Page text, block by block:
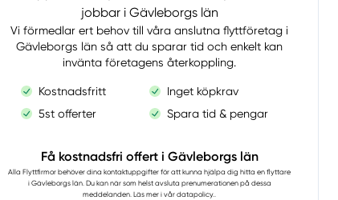
jobbar i Gävleborgs län
Vi förmedlar ert behov till våra anslutna flyttföretag i
Gävleborgs län så att du sparar tid och enkelt kan
invänta företagens återkoppling.
Kostnadsfritt
Inget köpkrav
5st offerter
Spara tid & pengar
Få kostnadsfri offert i Gävleborgs län
Alla Flyttfirmor behöver dina kontaktuppgifter för att kunna hjälpa dig hitta en flyttare
i Gävleborgs län. Du kan när som helst avsluta prenumerationen på dessa
meddelanden. Läs mer i vårdatapolicy..